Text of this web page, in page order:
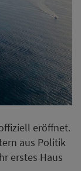
eröffnet.
aus Politik
erstes Haus